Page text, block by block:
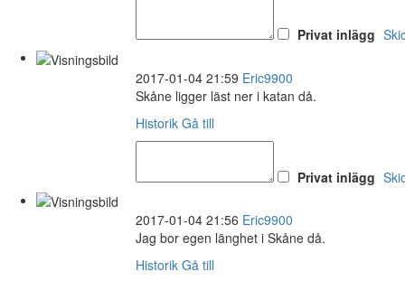
Privat inlägg
2017-01-04 21:59 Eric9900
Skåne ligger läst ner i katan då.
Historik Gå till
Privat inlägg
2017-01-04 21:56 Eric9900
Jag bor egen länghet i Skåne då.
Historik Gå till